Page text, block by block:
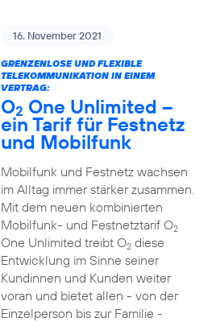
16. November 2021
GRENZENLOSE UND FLEXIBLE
TELEKOMMUNIKATION IN EINEM
VERTRAG:
O2 One Unlimited –
ein Tarif für Festnetz
und Mobilfunk
Mobilfunk und Festnetz wachsen
im Alltag immer stärker zusammen.
Mit dem neuen kombinierten
Mobilfunk- und Festnetztarif O2
One Unlimited treibt O2diese
Entwicklung im Sinne seiner
Kundinnen und Kunden weiter
voran und bietet allen - von der
Einzelperson bis zur Familie -